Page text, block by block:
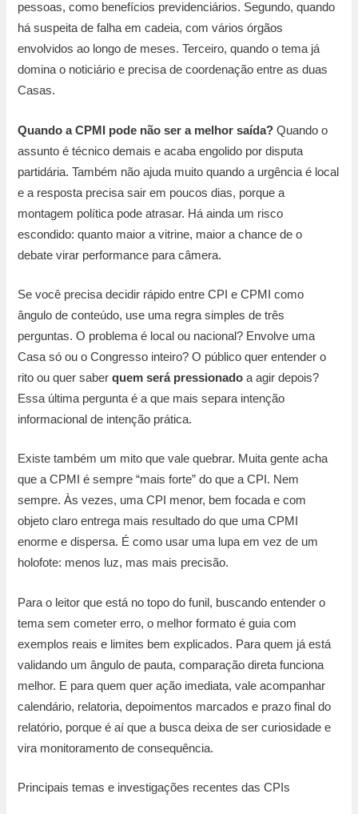
pessoas, como benefícios previdenciários. Segundo, quando
há suspeita de falha em cadeia, com vários órgãos
envolvidos ao longo de meses. Terceiro, quando o tema já
domina o noticiário e precisa de coordenação entre as duas
Casas.
Quando a CPMI pode não ser a melhor saída? Quando o
assunto é técnico demais e acaba engolido por disputa
partidária. Também não ajuda muito quando a urgência é local
e a resposta precisa sair em poucos dias, porque a
montagem política pode atrasar. Há ainda um risco
escondido: quanto maior a vitrine, maior a chance de o
debate virar performance para câmera.
Se você precisa decidir rápido entre CPI e CPMI como
ângulo de conteúdo, use uma regra simples de três
perguntas. O problema é local ou nacional? Envolve uma
Casa só ou o Congresso inteiro? O público quer entender o
rito ou quer saberquem será pressionado a agir depois?
Essa última pergunta é a que mais separa intenção
informacional de intenção prática.
Existe também um mito que vale quebrar. Muita gente acha
que a CPMI é sempre “mais forte” do que a CPI. Nem
sempre. Às vezes, uma CPI menor, bem focada e com
objeto claro entrega mais resultado do que uma CPMI
enorme e dispersa. É como usar uma lupa em vez de um
holofote: menos luz, mas mais precisão.
Para o leitor que está no topo do funil, buscando entender o
tema sem cometer erro, o melhor formato é guia com
exemplos reais e limites bem explicados. Para quem já está
validando um ângulo de pauta, comparação direta funciona
melhor. E para quem quer ação imediata, vale acompanhar
calendário, relatoria, depoimentos marcados e prazo final do
relatório, porque é aí que a busca deixa de ser curiosidade e
vira monitoramento de consequência.
Principais temas e investigações recentes das CPIs